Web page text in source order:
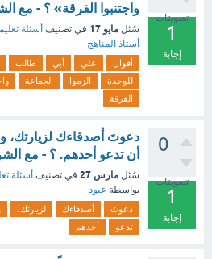
تصويتات
1
إجابة
واجتنبوا الفرقة» ؟ - مع
سُئل مايو 17 في تصنيف أسئلة
أستاذ المناهج
أقوال علي أبي طالب
للوحدة
الزموا الجماعة
الفرقة
0
تصويتات
1
إجابة
دعوتَ أصدقاءك لزيارتك،
أن تدعو أحدهم. ؟ - مع
سُئل مارس 27 في تصنيف أسئلة
بواسطة عبود
دعوتَ أصدقاءك لزيارتك،
تدعو
أحدهم